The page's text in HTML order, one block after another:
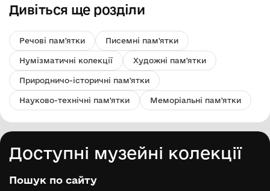
Дивіться ще розділи
Речові пам'ятки Писемні пам'ятки
Нумізматичні колекції Художні пам'ятки
Природничо-історичні пам'ятки
Науково-технічні пам'ятки Меморіальні пам'ятки
Доступні музейні колекції
Пошук по сайту